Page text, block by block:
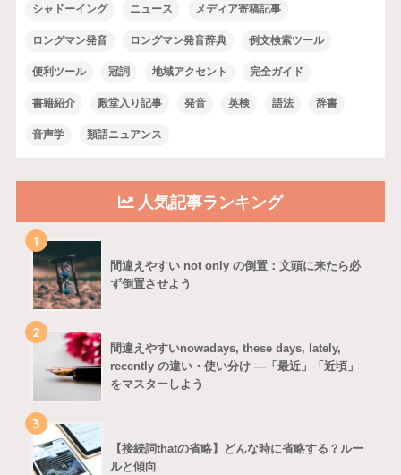
シャドーイング ニュース メディア寄稿記事
ロングマン発音 ロングマン発音辞典 例文検索ツール
便利ツール 冠詞 地域アクセント 完全ガイド
書籍紹介 殿堂入り記事 発音 英検 語法 辞書
音声学 類語ニュアンス
人気記事ランキング
1
間違えやすい not only の倒置：文頭に来たら必
ず倒置させよう
2
間違えやすいnowadays, these days, lately,
recently の違い・使い分け ―「最近」「近頃」
をマスターしよう
3
【接続詞thatの省略】どんな時に省略する？ルー
ルと傾向